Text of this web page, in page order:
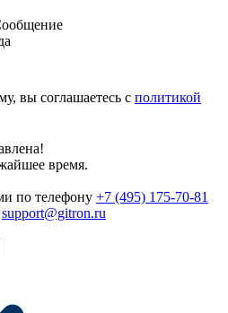
вы соглашаетесь с политикой
время.
по телефону +7 (495) 175-70-81
support@gitron.ru